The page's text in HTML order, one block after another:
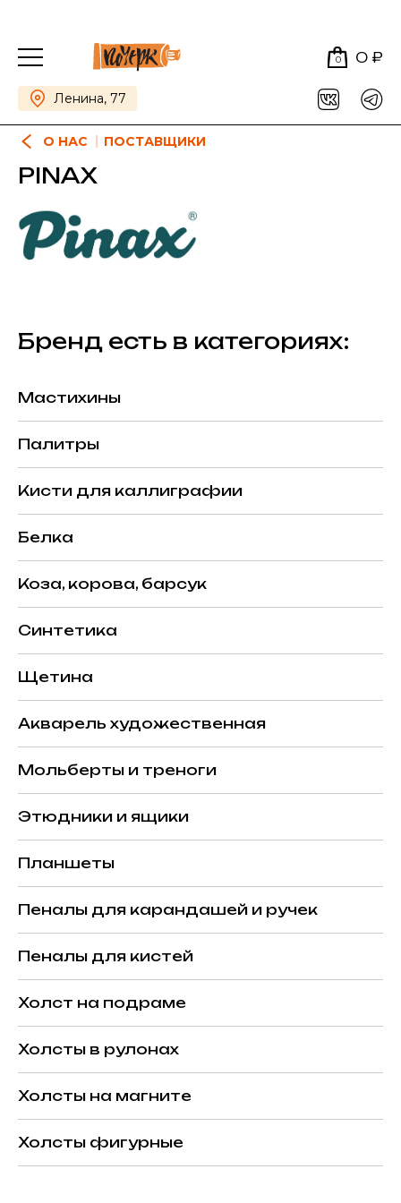
0 0 ₽
Ленина, 77
О НАС ПОСТАВЩИКИ
PINAX
Бренд есть в категориях:
Мастихины
Палитры
Кисти для каллиграфии
Белка
Коза, корова, барсук
Синтетика
Щетина
Акварель художественная
Мольберты и треноги
Этюдники и ящики
Планшеты
Пеналы для карандашей и ручек
Пеналы для кистей
Холст на подраме
Холсты в рулонах
Холсты на магните
Холсты фигурные